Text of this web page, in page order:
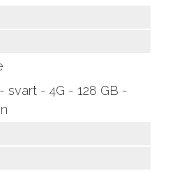
svart - 4G - 128 GB -